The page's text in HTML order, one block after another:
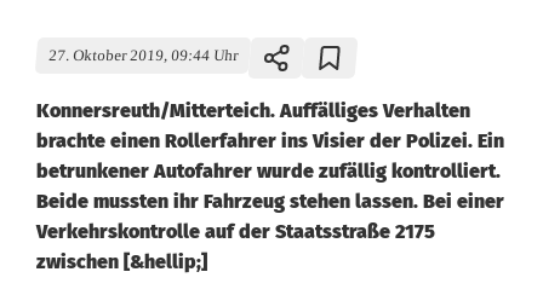
27. Oktober 2019, 09:44 Uhr
Konnersreuth/Mitterteich. Auffälliges Verhalten
brachte einen Rollerfahrer ins Visier der Polizei. Ein
betrunkener Autofahrer wurde zufällig kontrolliert.
Beide mussten ihr Fahrzeug stehen lassen. Bei einer
Verkehrskontrolle auf der Staatsstraße 2175
zwischen [&hellip;]